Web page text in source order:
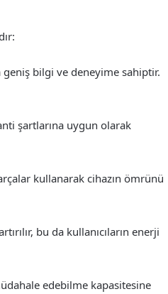
bilgi ve deneyime sahiptir.
şartlarına uygun olarak
kullanarak cihazın ömrünü
bu da kullanıcıların enerji
edebilme kapasitesine